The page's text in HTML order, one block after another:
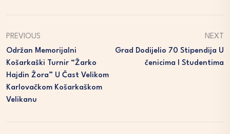
PREVIOUS
Održan Memorijalni
Košarkaški Turnir “Žarko
Hajdin Žora” U Čast Velikom
Karlovačkom Košarkaškom
Velikanu
NEXT
Grad Dodijelio 70 Stipendija U
Čenicima I Studentima